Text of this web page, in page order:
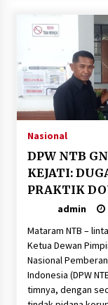
Nasional
DPW NTB
KEJATI:
PRAKTIK
2025admin
Mataram NTB –
Ketua Dewan
Nasional
Indonesia (DPW
timnya, dengan